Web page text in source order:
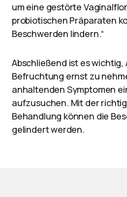
um eine gestörte
probiotischen Präparaten
Beschwerden lindern.“
Abschließend ist es
Befruchtung ernst zu
anhaltenden Symptomen
aufzusuchen. Mit der
Behandlung können die
gelindert werden.